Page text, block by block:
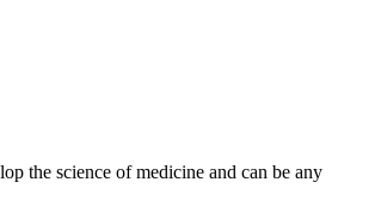
the science of medicine and can be any